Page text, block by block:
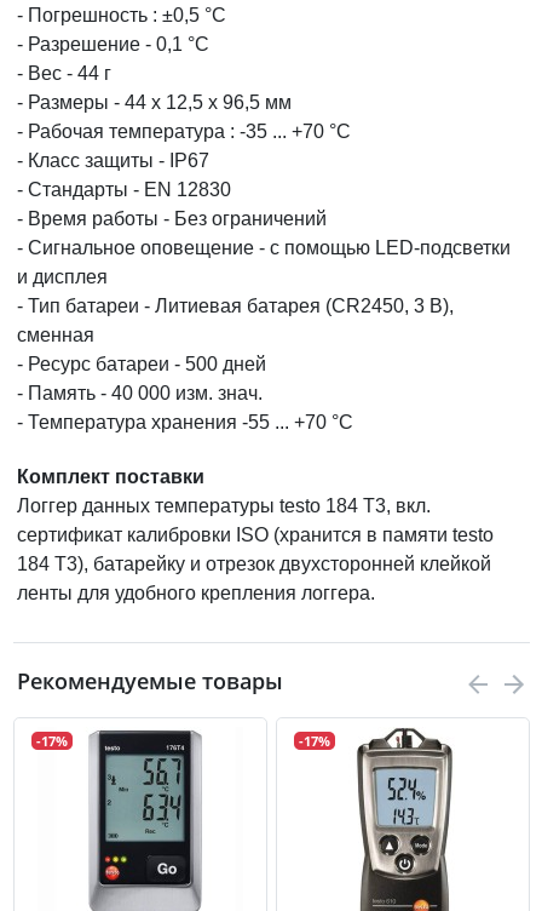
- Погрешность : ±0,5 °C
- Разрешение - 0,1 °C
- Вес - 44 г
- Размеры - 44 x 12,5 x 96,5 мм
- Рабочая температура : -35 ... +70 °C
- Класс защиты - IP67
- Стандарты - EN 12830
- Время работы - Без ограничений
- Сигнальное оповещение - с помощью LED-подсветки
и дисплея
- Тип батареи - Литиевая батарея (CR2450, 3 В),
сменная
- Ресурс батареи - 500 дней
- Память - 40 000 изм. знач.
- Температура хранения -55 ... +70 °C
Комплект поставки
Логгер данных температуры testo 184 T3, вкл.
сертификат калибровки ISO (хранится в памяти testo
184 T3), батарейку и отрезок двухсторонней клейкой
ленты для удобного крепления логгера.
Рекомендуемые товары
-17% -17%